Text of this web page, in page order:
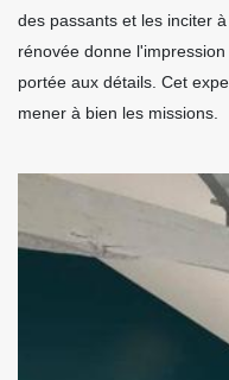
des passants et les inciter
rénovée donne
portée aux détails. Cet
mener à bien les missions.